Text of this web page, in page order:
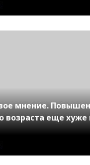
мнение.
возраста еще хуже